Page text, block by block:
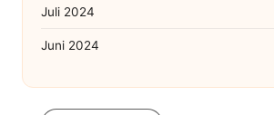
Juli 2024
Juni 2024